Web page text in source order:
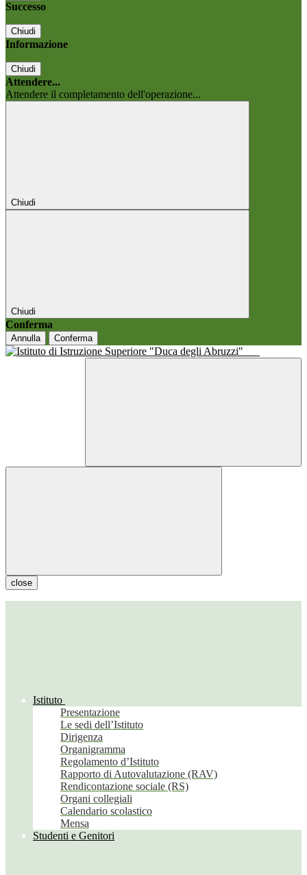
Successo
Chiudi
Informazione
Chiudi
Attendere...
Attendere il completamento dell'operazione...
Chiudi
Chiudi
Conferma
Annulla Conferma
close
Istituto
Presentazione
Le sedi dell’Istituto
Dirigenza
Organigramma
Regolamento d’Istituto
Rapporto di Autovalutazione (RAV)
Rendicontazione sociale (RS)
Organi collegiali
Calendario scolastico
Mensa
Studenti e Genitori